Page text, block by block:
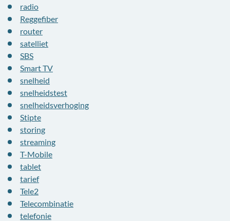
radio
Reggefiber
router
satelliet
SBS
Smart TV
snelheid
snelheidstest
snelheidsverhoging
Stipte
storing
streaming
T-Mobile
tablet
tarief
Tele2
Telecombinatie
telefonie